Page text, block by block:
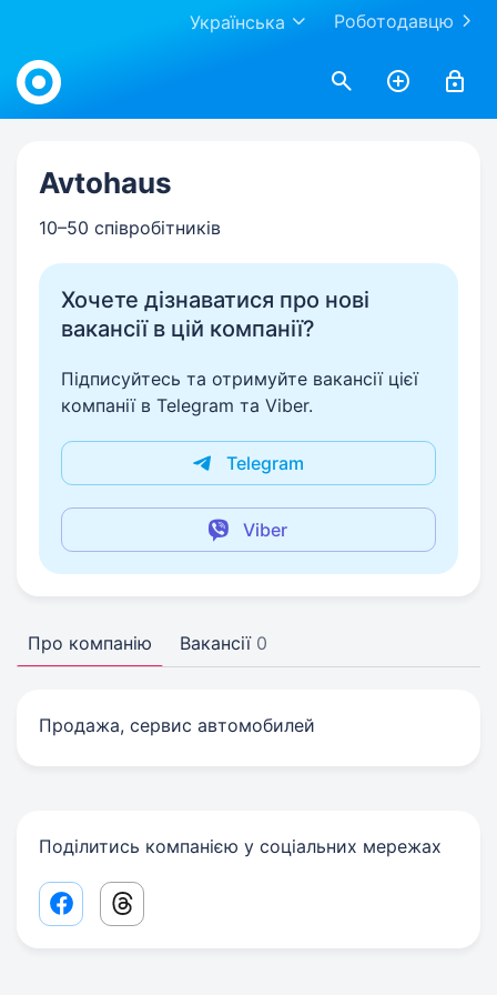
Роботодавцю
Українська
Work.ua
Avtohaus
10–50 співробітників
Хочете дізнаватися про нові
вакансії в цій компанії?
Підписуйтесь та отримуйте вакансії цієї
компанії в Telegram та Viber.
Telegram
Viber
Про компанію Вакансії 0
Продажа, сервис автомобилей
Поділитись компанією у соціальних мережах
Facebook share link
Threads share link